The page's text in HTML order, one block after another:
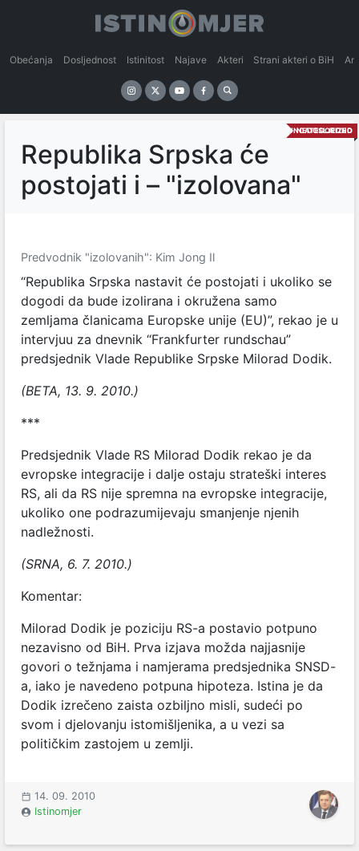
Obećanja Dosljednost Istinitost Najave Akteri Strani akteri o BiH
NEDOSLJEDNO
UNCATEGORIZED
Republika Srpska će
postojati i – "izolovana"
Predvodnik "izolovanih": Kim Jong Il
“Republika Srpska nastavit će postojati i ukoliko se
dogodi da bude izolirana i okružena samo
zemljama članicama Europske unije (EU)”, rekao je u
intervjuu za dnevnik “Frankfurter rundschau”
predsjednik Vlade Republike Srpske Milorad Dodik.
(BETA, 13. 9. 2010.)
***
Predsjednik Vlade RS Milorad Dodik rekao je da
evropske integracije i dalje ostaju strateški interes
RS, ali da RS nije spremna na evropske integracije,
ukoliko one podrazumijevaju smanjenje njenih
nadležnosti.
(SRNA, 6. 7. 2010.)
Komentar:
Milorad Dodik je poziciju RS-a postavio potpuno
nezavisno od BiH. Prva izjava možda najjasnije
govori o težnjama i namjerama predsjednika SNSD-
a, iako je navedeno potpuna hipoteza. Istina je da
Dodik izrečeno zaista ozbiljno misli, sudeći po
svom i djelovanju istomišljenika, a u vezi sa
političkim zastojem u zemlji.
14. 09. 2010
Istinomjer